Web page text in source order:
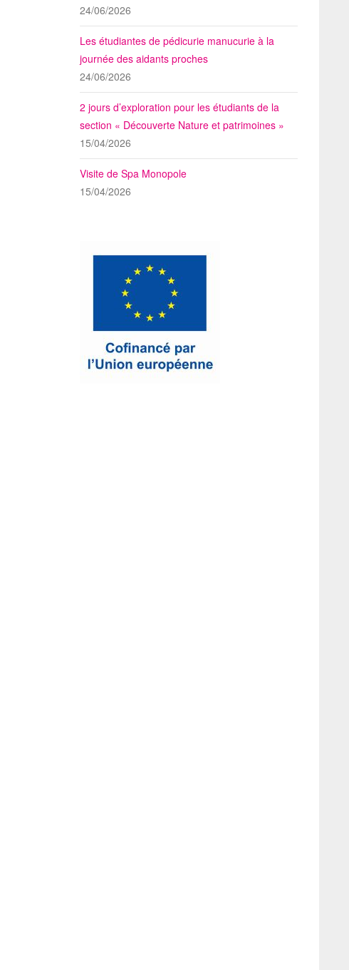
24/06/2026
Les étudiantes de pédicurie manucurie à la
journée des aidants proches
24/06/2026
2 jours d’exploration pour les étudiants de la
section « Découverte Nature et patrimoines »
15/04/2026
Visite de Spa Monopole
15/04/2026